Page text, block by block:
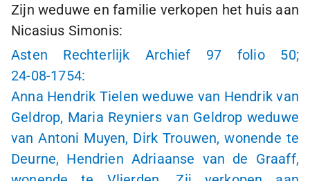
Zijn weduwe en familie verkopen het huis aan
Nicasius Simonis:
Asten Rechterlijk Archief 97 folio 50;
24-08-1754:
Anna Hendrik Tielen weduwe van Hendrik van
Geldrop, Maria Reyniers van Geldrop weduwe
van Antoni Muyen, Dirk Trouwen, wonende te
Deurne, Hendrien Adriaanse van de Graaff,